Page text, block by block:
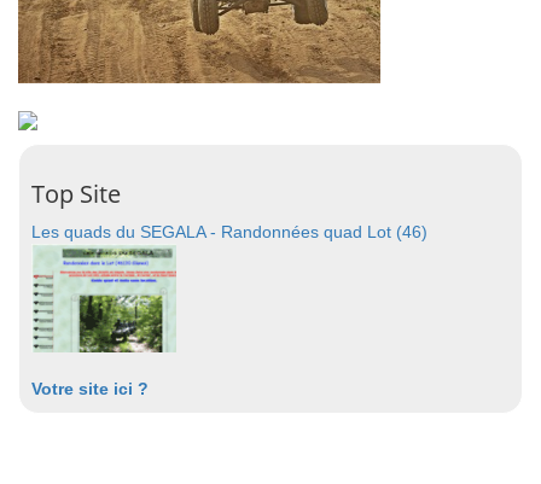
Top Site
Les quads du SEGALA - Randonnées quad Lot (46)
Votre site ici ?